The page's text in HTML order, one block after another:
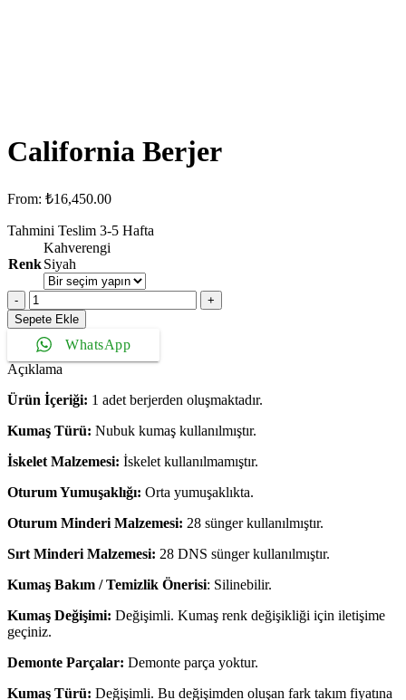
California Berjer
From: ₺16,450.00
Tahmini Teslim 3-5 Hafta
Renk
Kahverengi
Siyah
California
Berjer
adet
Sepete Ekle
WhatsApp
Açıklama
Ürün İçeriği: 1 adet berjerden oluşmaktadır.
Kumaş Türü: Nubuk kumaş kullanılmıştır.
İskelet Malzemesi: İskelet kullanılmamıştır.
Oturum Yumuşaklığı: Orta yumuşaklıkta.
Oturum Minderi Malzemesi: 28 sünger kullanılmıştır.
Sırt Minderi Malzemesi: 28 DNS sünger kullanılmıştır.
Kumaş Bakım / Temizlik Önerisi: Silinebilir.
Kumaş Değişimi: Değişimli. Kumaş renk değişikliği için iletişime
geçiniz.
Demonte Parçalar: Demonte parça yoktur.
Kumaş Türü: Değişimli. Bu değişimden oluşan fark takım fiyatına